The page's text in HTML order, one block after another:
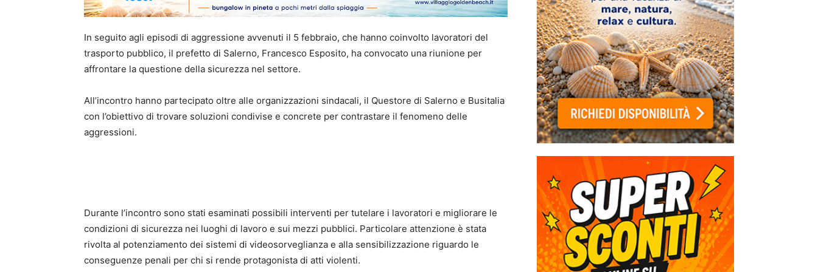
In seguito agli episodi di aggressione avvenuti il 5 febbraio, che hanno coinvolto lavoratori del
trasporto pubblico, il prefetto di Salerno, Francesco Esposito, ha convocato una riunione per
affrontare la questione della sicurezza nel settore.
All’incontro hanno partecipato oltre alle organizzazioni sindacali, il Questore di Salerno e Busitalia
con l’obiettivo di trovare soluzioni condivise e concrete per contrastare il fenomeno delle
aggressioni.
Durante l’incontro sono stati esaminati possibili interventi per tutelare i lavoratori e migliorare le
condizioni di sicurezza nei luoghi di lavoro e sui mezzi pubblici. Particolare attenzione è stata
rivolta al potenziamento dei sistemi di videosorveglianza e alla sensibilizzazione riguardo le
conseguenze penali per chi si rende protagonista di atti violenti.